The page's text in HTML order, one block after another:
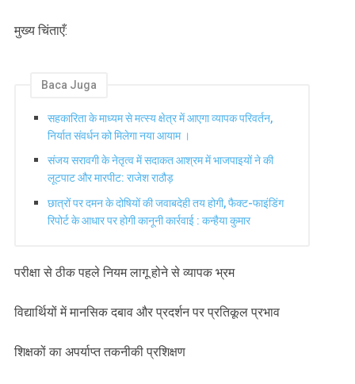
मुख्य चिंताएँ:
Baca Juga
सहकारिता के माध्यम से मत्स्य क्षेत्र में आएगा व्यापक परिवर्तन,
निर्यात संवर्धन को मिलेगा नया आयाम ।
संजय सरावगी के नेतृत्व में सदाकत आश्रम में भाजपाइयों ने की
लूटपाट और मारपीट: राजेश राठौड़
छात्रों पर दमन के दोषियों की जवाबदेही तय होगी, फैक्ट-फाइंडिंग
रिपोर्ट के आधार पर होगी कानूनी कार्रवाई : कन्हैया कुमार
परीक्षा से ठीक पहले नियम लागू होने से व्यापक भ्रम
वि‌द्यार्थियों में मानसिक दबाव और प्रदर्शन पर प्रतिकूल प्रभाव
शिक्षकों का अपर्याप्त तकनीकी प्रशिक्षण